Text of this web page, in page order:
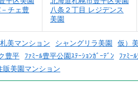
チェ豊
八条２丁目 レジデンス
美園
札美マンション シャングリラ美園 仮）
豊平 ﾌｧﾐｰﾙ豊平公園ｽﾃｰｼｮﾝｶﾞｰﾃﾞﾝ
ﾌｧﾐｰ
販美園マンション